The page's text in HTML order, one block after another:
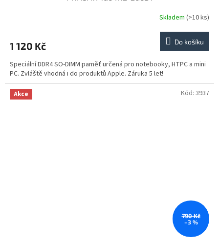
Skladem (>10 ks)
1 120 Kč Do košíku
Speciální DDR4 SO-DIMM paměť určená pro notebooky, HTPC a mini
PC. Zvláště vhodná i do produktů Apple. Záruka 5 let!
Akce
790 Kč
–3 %
Kód: 3937